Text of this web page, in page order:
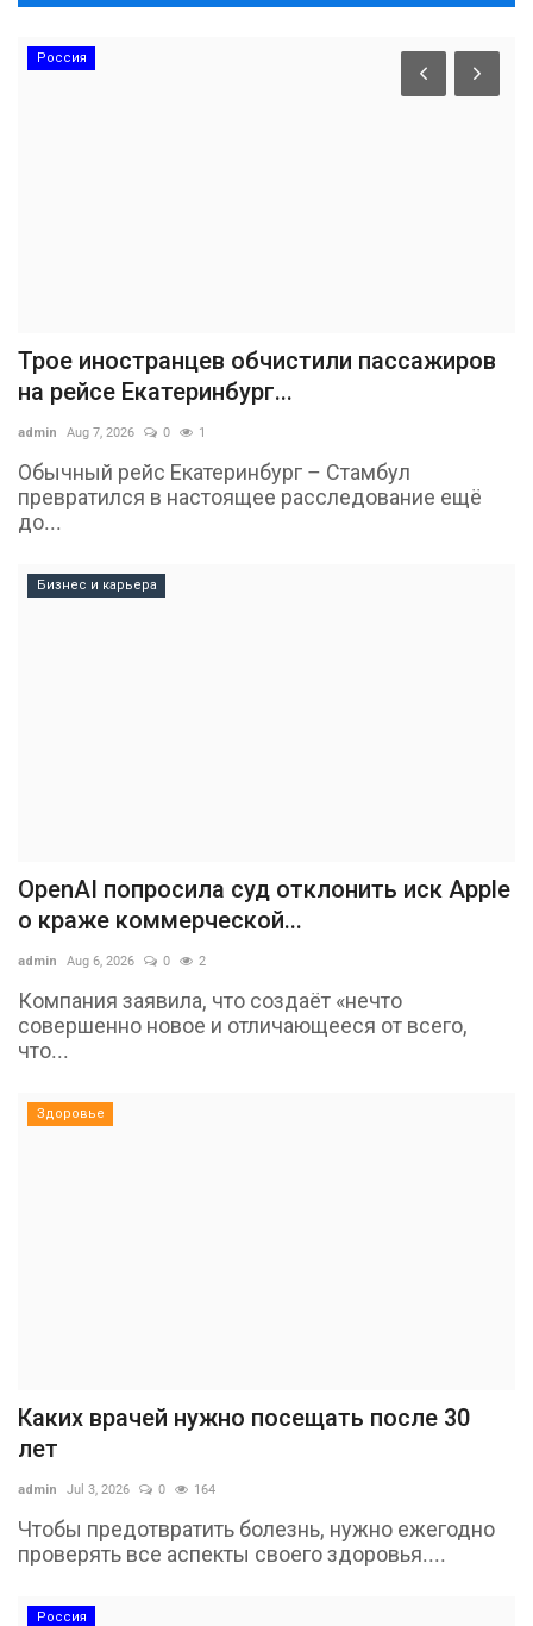
Россия
Трое иностранцев обчистили пассажиров
на рейсе Екатеринбург...
admin Aug 7, 2026 0 1
Обычный рейс Екатеринбург – Стамбул
превратился в настоящее расследование ещё
до...
Бизнес и карьера
OpenAI попросила суд отклонить иск Apple
о краже коммерческой...
admin Aug 6, 2026 0 2
Компания заявила, что создаёт «нечто
совершенно новое и отличающееся от всего,
что...
Здоровье
Каких врачей нужно посещать после 30
лет
admin Jul 3, 2026 0 164
Чтобы предотвратить болезнь, нужно ежегодно
проверять все аспекты своего здоровья....
Россия